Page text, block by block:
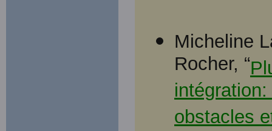
Micheline
Rocher, “
obstacles